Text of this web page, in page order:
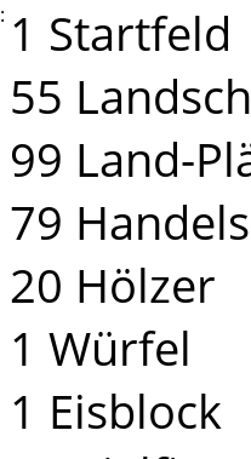
1 Startfeld
55
99 Land-
79
20 Hölzer
1 Würfel
1 Eisblock